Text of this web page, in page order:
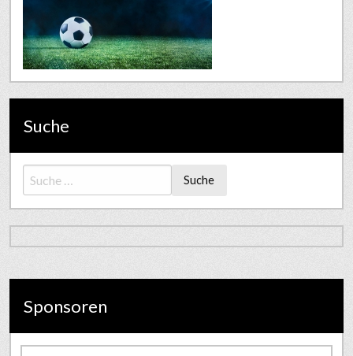
Suche
Suche
Sponsoren